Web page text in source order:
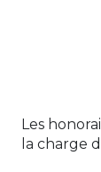
Les
la charge